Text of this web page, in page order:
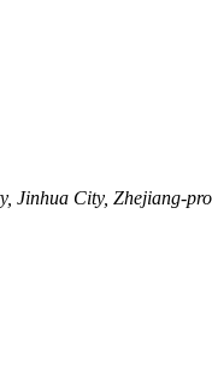
Jinhua City, Zhejiang-